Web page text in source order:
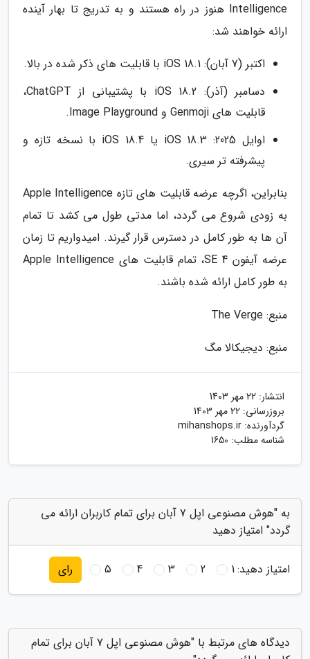
Intelligence هنوز در راه هستند و به تدریج تا بهار آینده
ارائه خواهند شد:
اکتبر (7 آبان): iOS 18.1 با قابلیت های ذکر شده در بالا.
دسامبر (آذر): iOS 18.2 با پشتیبانی از ChatGPT،
قابلیت های Genmoji و Image Playground.
اوایل 2025: iOS 18.3 یا iOS 18.4 با نسخه تازه و
پیشرفته تر سیری.
بنابراین، اگرچه عرضه قابلیت های تازه Apple Intelligence
به زودی شروع می گردد، اما مدتی طول می کشد تا تمام
آن ها به طور کامل در دسترس قرار گیرند. امیدواریم تا زمان
عرضه آیفون SE 4، تمام قابلیت های Apple Intelligence
به طور کامل ارائه شده باشند.
منبع: The Verge
منبع: دیجیکالا مگ
انتشار: 22 مهر 1403
بروزرسانی: 22 مهر 1403
گردآورنده: mihanshops.ir
شناسه مطلب: 1650
به "هوش مصنوعی اپل 7 آبان برای تمام کاربران ارائه می
گردد" امتیاز دهید
امتیاز دهید:1
2
3
4
5 رای
دیدگاه های مرتبط با "هوش مصنوعی اپل 7 آبان برای تمام